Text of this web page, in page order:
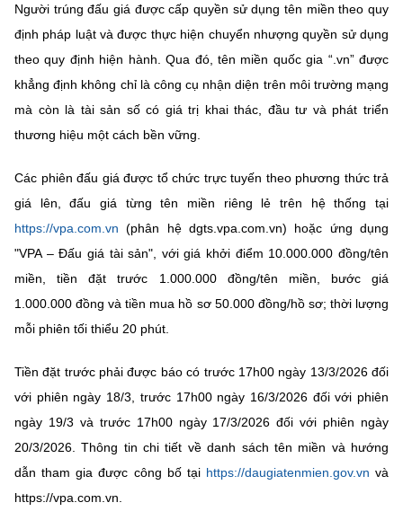
(Ghi rõ nguồn "https://mst.gov.vn" khi phát hành lại thông tin từ
website này)
Người trúng đấu giá được cấp quyền sử dụng tên miền theo quy
định pháp luật và được thực hiện chuyển nhượng quyền sử dụng
theo quy định hiện hành. Qua đó, tên miền quốc gia “.vn” được
khẳng định không chỉ là công cụ nhận diện trên môi trường mạng
mà còn là tài sản số có giá trị khai thác, đầu tư và phát triển
thương hiệu một cách bền vững.
Các phiên đấu giá được tổ chức trực tuyến theo phương thức trả
giá lên, đấu giá từng tên miền riêng lẻ trên hệ thống tại
https://vpa.com.vn (phân hệ dgts.vpa.com.vn) hoặc ứng dụng
"VPA – Đấu giá tài sản", với giá khởi điểm 10.000.000 đồng/tên
miền, tiền đặt trước 1.000.000 đồng/tên miền, bước giá
1.000.000 đồng và tiền mua hồ sơ 50.000 đồng/hồ sơ; thời lượng
mỗi phiên tối thiểu 20 phút.
Tiền đặt trước phải được báo có trước 17h00 ngày 13/3/2026 đối
với phiên ngày 18/3, trước 17h00 ngày 16/3/2026 đối với phiên
ngày 19/3 và trước 17h00 ngày 17/3/2026 đối với phiên ngày
20/3/2026. Thông tin chi tiết về danh sách tên miền và hướng
dẫn tham gia được công bố tại https://daugiatenmien.gov.vn và
https://vpa.com.vn.